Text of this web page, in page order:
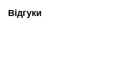
Відгуки